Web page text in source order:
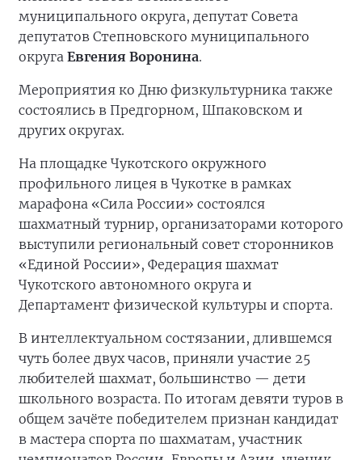
муниципального округа, депутат Совета
депутатов Степновского муниципального
округа Евгения Воронина.
Мероприятия ко Дню физкультурника также
состоялись в Предгорном, Шпаковском и
других округах.
На площадке Чукотского окружного
профильного лицея в Чукотке в рамках
марафона «Сила России» состоялся
шахматный турнир, организаторами которого
выступили региональный совет сторонников
«Единой России», Федерация шахмат
Чукотского автономного округа и
Департамент физической культуры и спорта.
В интеллектуальном состязании, длившемся
чуть более двух часов, приняли участие 25
любителей шахмат, большинство — дети
школьного возраста. По итогам девяти туров в
общем зачёте победителем признан кандидат
в мастера спорта по шахматам, участник